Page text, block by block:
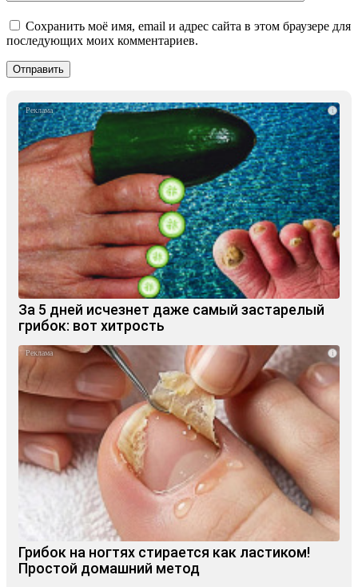
Сохранить моё имя, email и адрес сайта в этом браузере для
последующих моих комментариев.
i
За 5 дней исчезнет даже самый застарелый
грибок: вот хитрость
i
Грибок на ногтях стирается как ластиком!
Простой домашний метод